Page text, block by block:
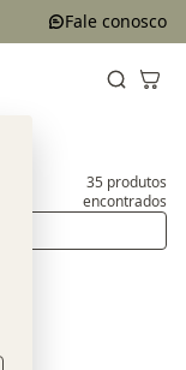
Fale conosco
35 produtos
encontrados